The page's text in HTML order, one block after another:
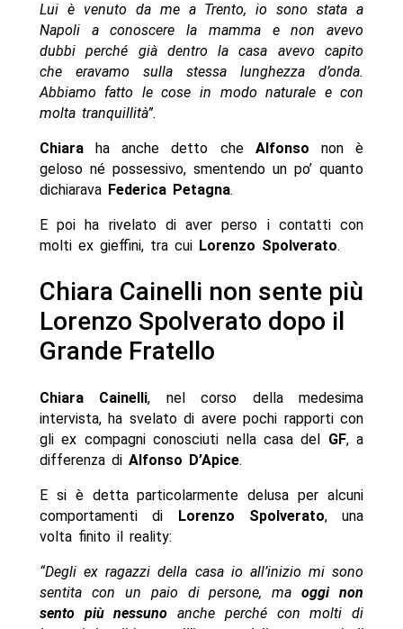
Lui è venuto da me a Trento, io sono stata a
Napoli a conoscere la mamma e non avevo
dubbi perché già dentro la casa avevo capito
che eravamo sulla stessa lunghezza d’onda.
Abbiamo fatto le cose in modo naturale e con
molta tranquillità”.
Chiaraha anche detto che Alfonso non è
geloso né possessivo, smentendo un po’ quanto
dichiarava Federica Petagna.
E poi ha rivelato di aver perso i contatti con
molti ex gieffini, tra cuiLorenzo Spolverato.
Chiara Cainelli non sente più
Lorenzo Spolverato dopo il
Grande Fratello
Chiara Cainelli, nel corso della medesima
intervista, ha svelato di avere pochi rapporti con
gli ex compagni conosciuti nella casa del GF, a
differenza di Alfonso D’Apice.
E si è detta particolarmente delusa per alcuni
comportamenti di Lorenzo Spolverato, una
volta finito il reality:
“Degli ex ragazzi della casa io all’inizio mi sono
sentita con un paio di persone, maoggi non
sento più nessunoanche perché con molti di